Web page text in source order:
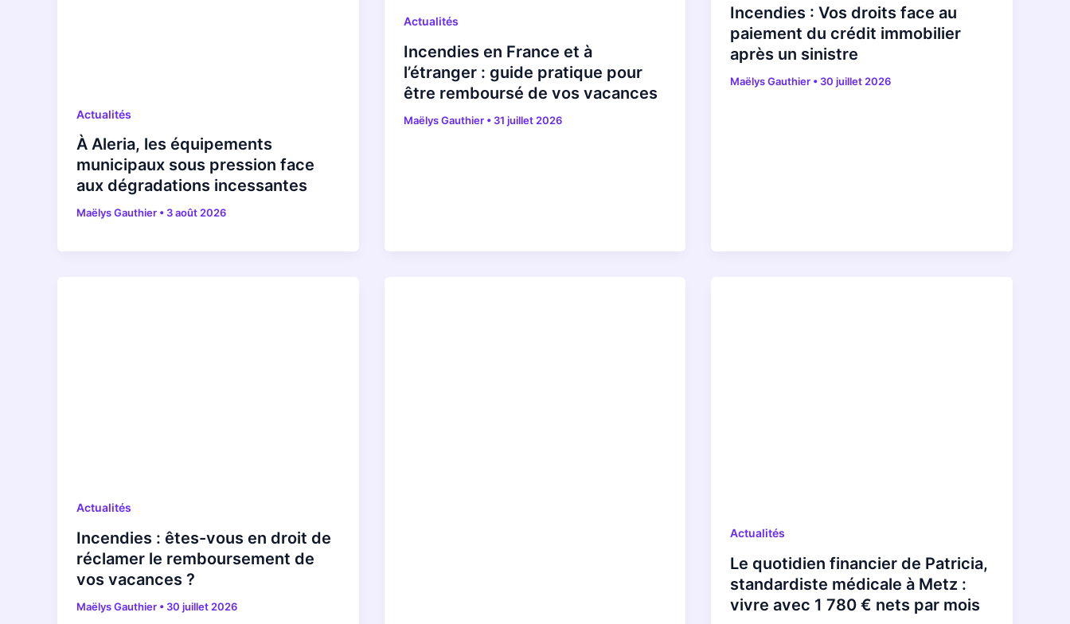
Actualités
À Aleria, les équipements
municipaux sous pression face
aux dégradations incessantes
Maëlys Gauthier • 3 août 2026
Actualités
Incendies en France et à
l’étranger : guide pratique pour
être remboursé de vos vacances
Maëlys Gauthier • 31 juillet 2026
Incendies : Vos droits face au
paiement du crédit immobilier
après un sinistre
Maëlys Gauthier • 30 juillet 2026
Actualités
Incendies : êtes-vous en droit de
réclamer le remboursement de
vos vacances ?
Maëlys Gauthier • 30 juillet 2026
Actualités
Le quotidien financier de Patricia,
standardiste médicale à Metz :
vivre avec 1 780 € nets par mois